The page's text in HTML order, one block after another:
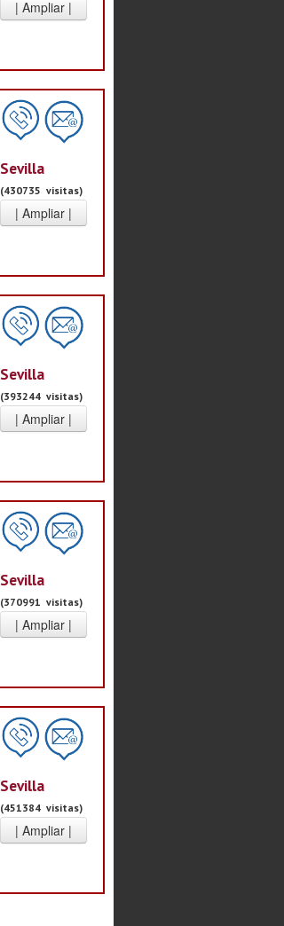
Sevilla
(430735 visitas)
Sevilla
(393244 visitas)
Sevilla
(370991 visitas)
Sevilla
(451384 visitas)